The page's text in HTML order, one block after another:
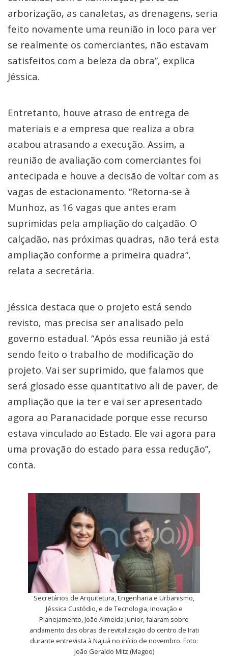
arborização, as canaletas, as drenagens, seria
feito novamente uma reunião in loco para ver
se realmente os comerciantes, não estavam
satisfeitos com a beleza da obra”, explica
Jéssica.
Entretanto, houve atraso de entrega de
materiais e a empresa que realiza a obra
acabou atrasando a execução. Assim, a
reunião de avaliação com comerciantes foi
antecipada e houve a decisão de voltar com as
vagas de estacionamento. “Retorna-se à
Munhoz, as 16 vagas que antes eram
suprimidas pela ampliação do calçadão. O
calçadão, nas próximas quadras, não terá esta
ampliação conforme a primeira quadra”,
relata a secretária.
Jéssica destaca que o projeto está sendo
revisto, mas precisa ser analisado pelo
governo estadual. “Após essa reunião já está
sendo feito o trabalho de modificação do
projeto. Vai ser suprimido, que falamos que
será glosado esse quantitativo ali de paver, de
ampliação que ia ter e vai ser apresentado
agora ao Paranacidade porque esse recurso
estava vinculado ao Estado. Ele vai agora para
uma provação do estado para essa redução”,
conta.
Secretários de Arquitetura, Engenharia e Urbanismo,
Jéssica Custódio, e de Tecnologia, Inovação e
Planejamento, João Almeida Junior, falaram sobre
andamento das obras de revitalização do centro de Irati
durante entrevista à Najuá no início de novembro. Foto:
João Geraldo Mitz (Magoo)